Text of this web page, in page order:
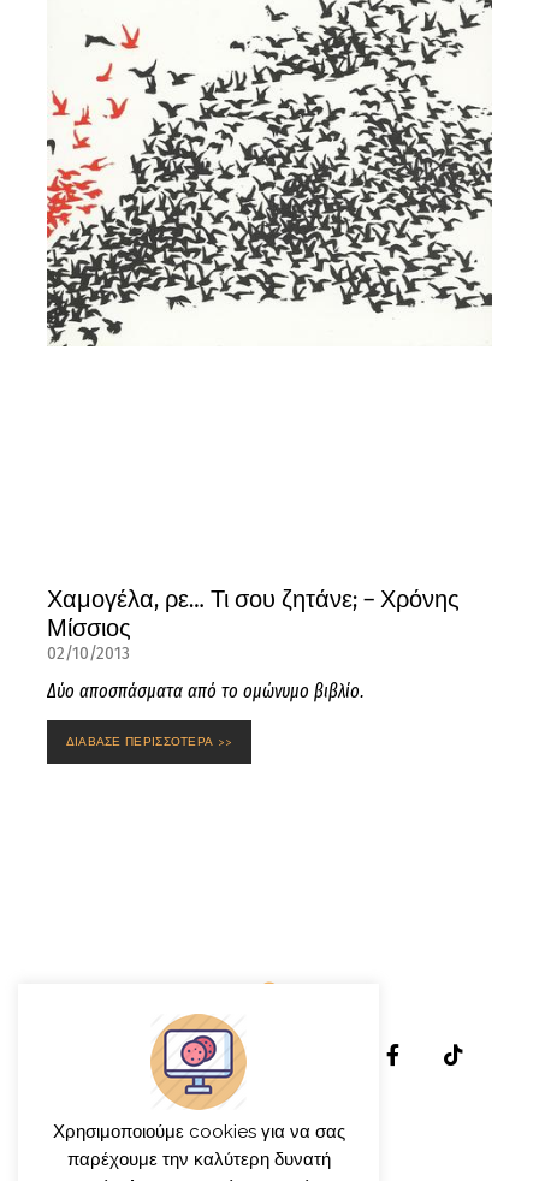
Χαμογέλα, ρε… Τι σου ζητάνε; – Χρόνης
Μίσσιος
02/10/2013
Δύο αποσπάσματα από το ομώνυμο βιβλίο.
ΔΙΑΒΑΣΕ ΠΕΡΙΣΣΟΤΕΡΑ >>
Χρησιμοποιούμε cookies για να σας
παρέχουμε την καλύτερη δυνατή